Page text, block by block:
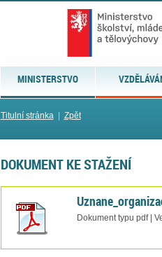
MINISTERSTVO
Titulní stránka| Zpět
DOKUMENT KE STAŽENÍ
Dokument typu pdf |